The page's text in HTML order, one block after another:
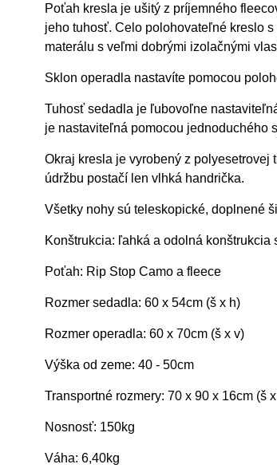
Poťah kresla je ušitý z príjemného
jeho tuhosť. Celo polohovateľné kreslo
materálu s veľmi dobrými izolačnými
Sklon operadla nastavíte pomocou
Tuhosť sedadla je ľubovoľne
je nastaviteľná pomocou jednoduchého
Okraj kresla je vyrobený z
údržbu postačí len vlhká handrička.
Všetky nohy sú teleskopické, doplnené
Konštrukcia: ľahká a odolná konštrukcia
Poťah: Rip Stop Camo a fleece
Rozmer sedadla: 60 x 54cm (š x h)
Rozmer operadla: 60 x 70cm (š x v)
Výška od zeme: 40 - 50cm
Transportné rozmery: 70 x 90 x 16cm (š
Nosnosť: 150kg
Váha: 6,40kg